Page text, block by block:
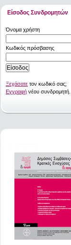
Είσοδος Συνδρομητών
Όνομα χρήστη
Κωδικός πρόσβασης
Ξεχάσατε τον κωδικό σας;
Εγγραφή νέου συνδρομητή.